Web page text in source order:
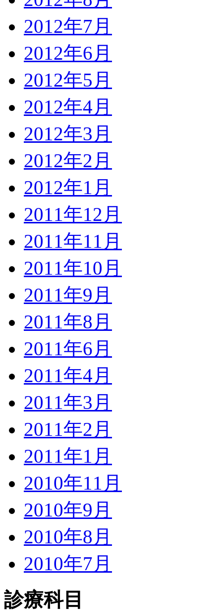
2012年7月
2012年6月
2012年5月
2012年4月
2012年3月
2012年2月
2012年1月
2011年12月
2011年11月
2011年10月
2011年9月
2011年8月
2011年6月
2011年4月
2011年3月
2011年2月
2011年1月
2010年11月
2010年9月
2010年8月
2010年7月
診療科目